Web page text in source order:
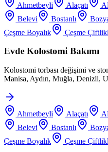
Ahmetbeyli Alaçatı
Belevi
Bostanlı
Çeşme Boyalık
Çeşme
Evde Kolostomi Bakımı
Kolostomi torbası değişimi ve
Manisa, Aydın, Muğla, Denizli,
Ahmetbeyli Alaçatı
Belevi
Bostanlı
Çeşme Boyalık
Çeşme